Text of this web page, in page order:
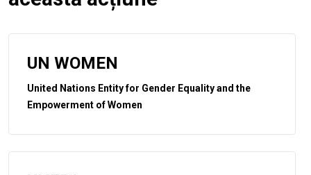
UN WOMEN
United Nations Entity for Gender Equality and the
Empowerment of Women